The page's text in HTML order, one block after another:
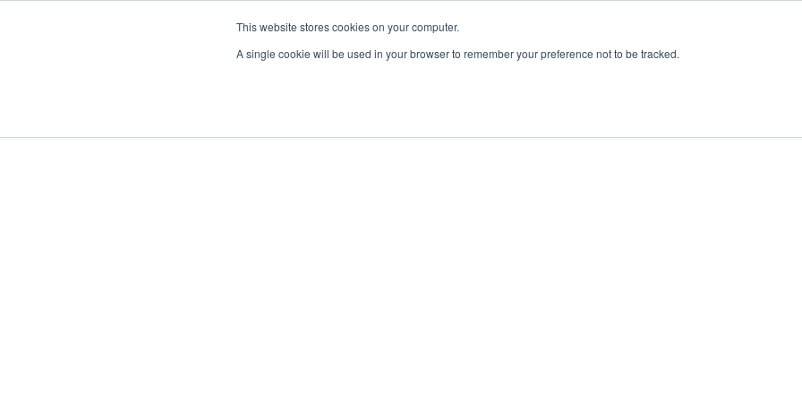
This website stores cookies on your computer.
A single cookie will be used in your browser to remember your preference not to be tracked.